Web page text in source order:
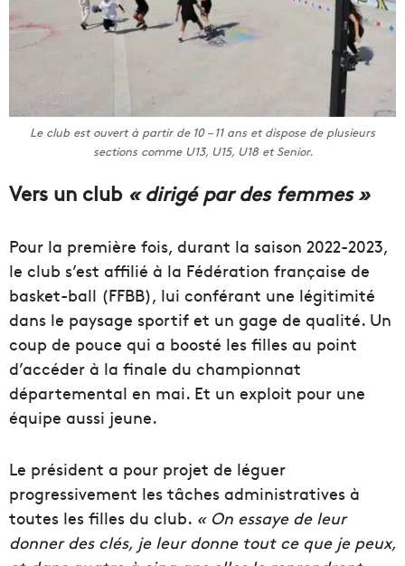
Le club est ouvert à partir de 10 – 11 ans et dispose de plusieurs
sections comme U13, U15, U18 et Senior.
Vers un club « dirigé par des femmes »
Pour la première fois, durant la saison 2022-2023,
le club s’est affilié à la Fédération française de
basket-ball (FFBB), lui conférant une légitimité
dans le paysage sportif et un gage de qualité. Un
coup de pouce qui a boosté les filles au point
d’accéder à la finale du championnat
départemental en mai. Et un exploit pour une
équipe aussi jeune.
Le président a pour projet de léguer
progressivement les tâches administratives à
toutes les filles du club. « On essaye de leur
donner des clés, je leur donne tout ce que je peux,